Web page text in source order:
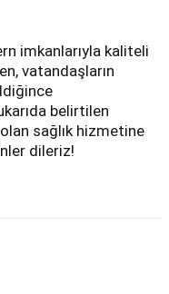
imkanlarıyla kaliteli
vatandaşların
belirtilen
sağlık hizmetine
dileriz!